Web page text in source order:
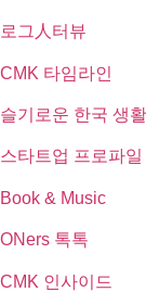
로그人터뷰
CMK 타임라인
슬기로운 한국 생활
스타트업 프로파일
Book & Music
ONers 톡톡
CMK 인사이드